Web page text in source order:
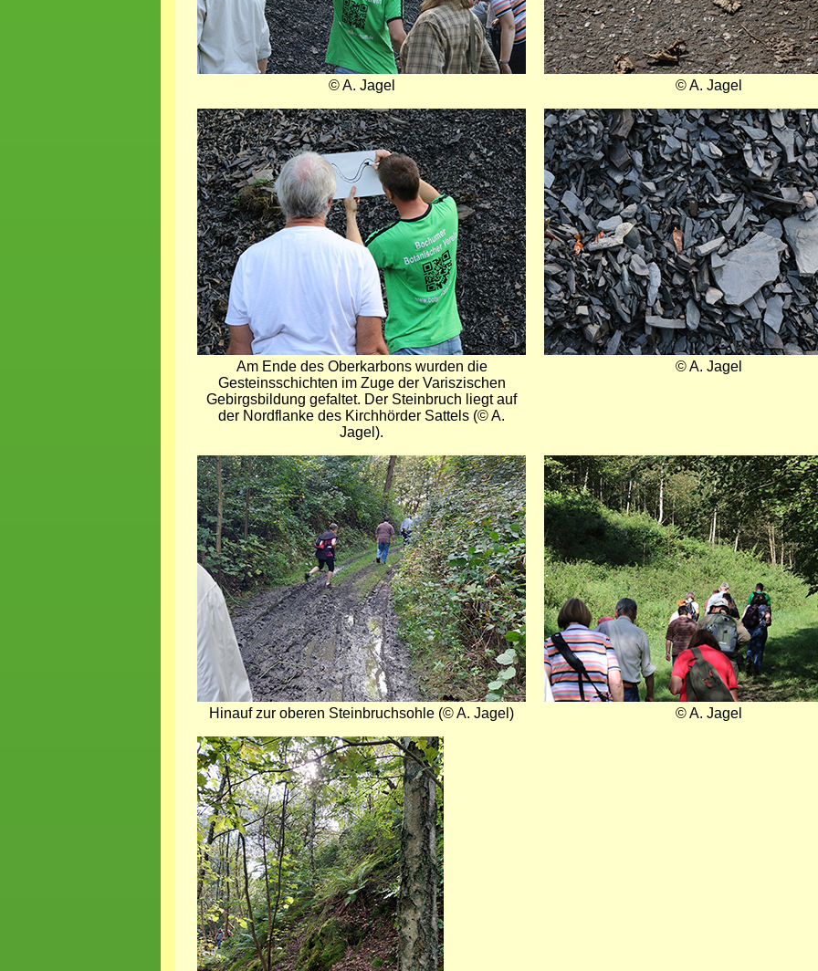
© A. Jagel
© A. Jagel
Bild
Am Ende des Oberkarbons wurden die
Gesteinsschichten im Zuge der Variszischen
Gebirgsbildung gefaltet. Der Steinbruch liegt auf
der Nordflanke des Kirchhörder Sattels (© A.
Jagel).
Bild
© A. Jagel
Bild
Hinauf zur oberen Steinbruchsohle (© A. Jagel)
Bild
© A. Jagel
Bild